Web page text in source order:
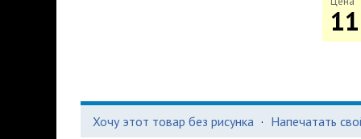
Хочу этот товар без рисунка · Напечатать